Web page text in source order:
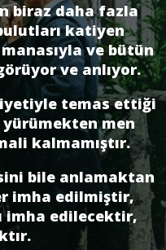
biraz daha fazla
katiyen
ve bütün
ve anlıyor.
temas ettiği
men
kalmamıştır.
bile anlamaktan
imha edilmiştir,
imha edilecektir,